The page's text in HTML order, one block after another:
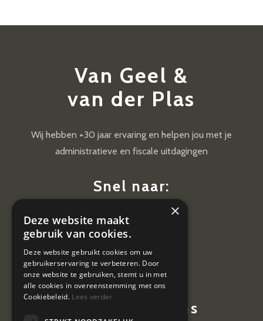
Van Geel &
van der Plas
Wij hebben +30 jaar ervaring en helpen jou met je
administratieve en fiscale uitdagingen
Snel naar:
Diensten
Vacatures
Contactgegevens
×
Deze website maakt
gebruik van cookies.
Deze website gebruikt cookies om uw
gebruikerservaring te verbeteren. Door
onze website te gebruiken, stemt u in met
alle cookies in overeenstemming met ons
Cookiebeleid. Lees verder